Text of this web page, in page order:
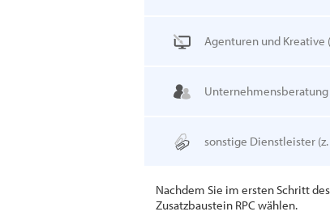
Agenturen und Kreative
Unternehmensberatung
sonstige Dienstleister
Nachdem Sie im ersten Schritt
Zusatzbaustein RPC wählen.